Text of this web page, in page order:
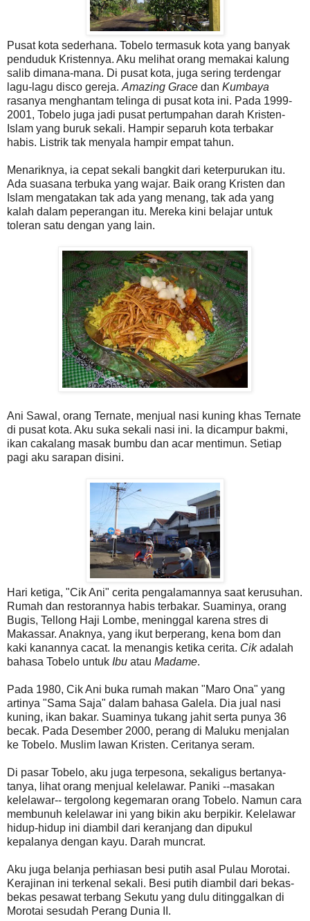
Pusat kota sederhana. Tobelo termasuk kota yang banyak
penduduk Kristennya. Aku melihat orang memakai kalung
salib dimana-mana. Di pusat kota, juga sering terdengar
lagu-lagu disco gereja. Amazing Grace dan Kumbaya
rasanya menghantam telinga di pusat kota ini. Pada 1999-
2001, Tobelo juga jadi pusat pertumpahan darah Kristen-
Islam yang buruk sekali. Hampir separuh kota terbakar
habis. Listrik tak menyala hampir empat tahun.
Menariknya, ia cepat sekali bangkit dari keterpurukan itu.
Ada suasana terbuka yang wajar. Baik orang Kristen dan
Islam mengatakan tak ada yang menang, tak ada yang
kalah dalam peperangan itu. Mereka kini belajar untuk
toleran satu dengan yang lain.
Ani Sawal, orang Ternate, menjual nasi kuning khas Ternate
di pusat kota. Aku suka sekali nasi ini. Ia dicampur bakmi,
ikan cakalang masak bumbu dan acar mentimun. Setiap
pagi aku sarapan disini.
Hari ketiga, "Cik Ani" cerita pengalamannya saat kerusuhan.
Rumah dan restorannya habis terbakar. Suaminya, orang
Bugis, Tellong Haji Lombe, meninggal karena stres di
Makassar. Anaknya, yang ikut berperang, kena bom dan
kaki kanannya cacat. Ia menangis ketika cerita. Cikadalah
bahasa Tobelo untuk Ibu atau Madame.
Pada 1980, Cik Ani buka rumah makan "Maro Ona" yang
artinya "Sama Saja" dalam bahasa Galela. Dia jual nasi
kuning, ikan bakar. Suaminya tukang jahit serta punya 36
becak. Pada Desember 2000, perang di Maluku menjalan
ke Tobelo. Muslim lawan Kristen. Ceritanya seram.
Di pasar Tobelo, aku juga terpesona, sekaligus bertanya-
tanya, lihat orang menjual kelelawar. Paniki --masakan
kelelawar-- tergolong kegemaran orang Tobelo. Namun cara
membunuh kelelawar ini yang bikin aku berpikir. Kelelawar
hidup-hidup ini diambil dari keranjang dan dipukul
kepalanya dengan kayu. Darah muncrat.
Aku juga belanja perhiasan besi putih asal Pulau Morotai.
Kerajinan ini terkenal sekali. Besi putih diambil dari bekas-
bekas pesawat terbang Sekutu yang dulu ditinggalkan di
Morotai sesudah Perang Dunia II.